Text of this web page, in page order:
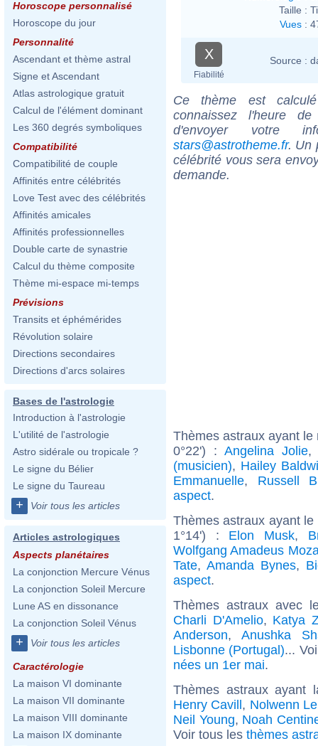
Horoscope personnalisé
Horoscope du jour
Personnalité
Ascendant et thème astral
Signe et Ascendant
Atlas astrologique gratuit
Calcul de l'élément dominant
Les 360 degrés symboliques
Compatibilité
Compatibilité de couple
Affinités entre célébrités
Love Test avec des célébrités
Affinités amicales
Affinités professionnelles
Double carte de synastrie
Calcul du thème composite
Thème mi-espace mi-temps
Prévisions
Transits et éphémérides
Révolution solaire
Directions secondaires
Directions d'arcs solaires
Bases de l'astrologie
Introduction à l'astrologie
L'utilité de l'astrologie
Astro sidérale ou tropicale ?
Le signe du Bélier
Le signe du Taureau
+ Voir tous les articles
Articles astrologiques
Aspects planétaires
La conjonction Mercure Vénus
La conjonction Soleil Mercure
Lune AS en dissonance
La conjonction Soleil Vénus
+ Voir tous les articles
Caractérologie
La maison VI dominante
La maison VII dominante
La maison VIII dominante
La maison IX dominante
Taille :
Vues :
X
Fiabilité
Source :
Ce thème est
connaissez l'heure
d'envoyer votre
stars@astrotheme.fr. Un
célébrité vous sera
demande.
Thèmes astraux ayant
0°22') :Angelina Jolie
(musicien), Hailey
Emmanuelle, Russell
aspect.
Thèmes astraux ayant
1°14') : Elon Musk,
Wolfgang Amadeus
Tate, Amanda Bynes,
aspect.
Thèmes astraux avec
Charli D'Amelio, Katya
Anderson,Anushka
Lisbonne (Portugal)...
nées un 1er mai.
Thèmes astraux
Henry Cavill, Nolwenn
Neil Young, Noah
Voir tous les thèmes